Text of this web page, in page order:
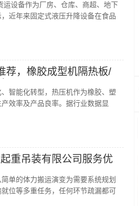
设备作为厂房、仓库、商超、地下
近年来固定式液压升降设备在食品
荐，橡胶成型机隔热板/
、智能化转型，热压机作为橡胶、塑
效率及产品良率。据行业数据显
重吊装有限公司服务优
单的体力搬运演变为需要系统规划
位等多重任务，任何环节疏漏都可